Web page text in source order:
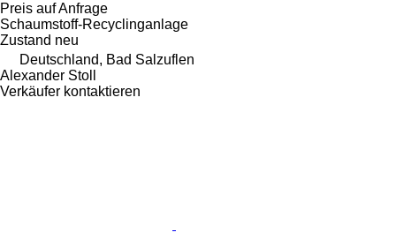
Preis auf Anfrage
Schaumstoff-Recyclinganlage
Zustand neu
Deutschland, Bad Salzuflen
Alexander Stoll
Verkäufer kontaktieren